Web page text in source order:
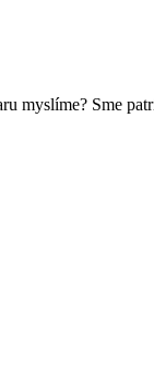
myslíme? Sme